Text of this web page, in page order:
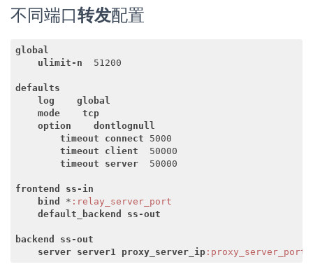
不同端口转发配置
global
ulimit-n
  51200
defaults
log
global
mode
tcp
option
dontlognull
timeout
connect 5000
timeout
client
  50000
timeout
server
  50000
frontend
ss-in
bind
* :relay_server_port
default_backend
ss-out
backend
ss-out
server
server1 proxy_server_ip:proxy_server_port